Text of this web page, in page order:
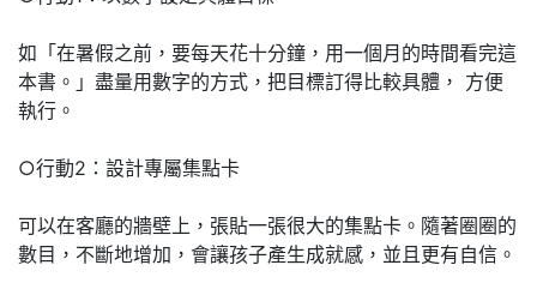
如「在暑假之前，要每天花十分鐘，用一個月的時間看完這
本書。」盡量用數字的方式，把目標訂得比較具體， 方便
執行。
○行動2：設計專屬集點卡
可以在客廳的牆壁上，張貼一張很大的集點卡。隨著圈圈的
數目，不斷地增加，會讓孩子產生成就感，並且更有自信。